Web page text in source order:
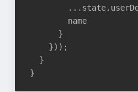
        name
      }
    }));
  }